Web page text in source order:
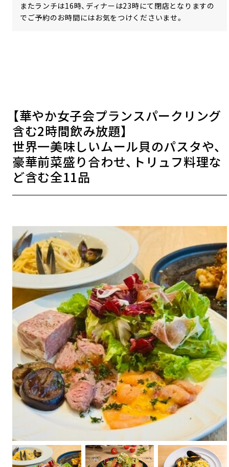
またランチは16時、ディナーは23時にて閉店となりますの
でご予約のお時間にはお気をつけくださいませ。
【華やか女子会プランスパークリング
含む2時間飲み放題】
世界一美味しいムール貝のパスタや、
豪華前菜盛り合わせ、トリュフ料理な
ど含む全11品